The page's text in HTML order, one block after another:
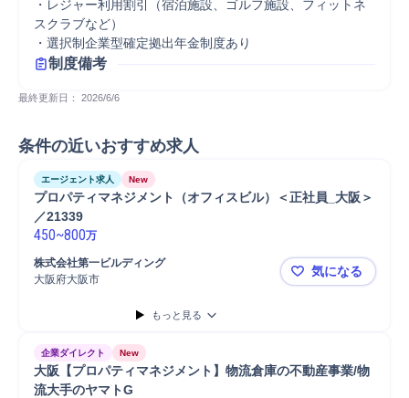
・レジャー利用割引（宿泊施設、ゴルフ施設、フィットネ
スクラブなど）
・選択制企業型確定拠出年金制度あり
制度備考
最終更新日： 2026/6/6
条件の近いおすすめ求人
エージェント求人 New
プロパティマネジメント（オフィスビル）＜正社員_大阪＞
／21339
450~800万
株式会社第一ビルディング
大阪府大阪市
プロパティ
気になる
もっと見る
企業ダイレクト New
大阪【プロパティマネジメント】物流倉庫の不動産事業/物
流大手のヤマトG